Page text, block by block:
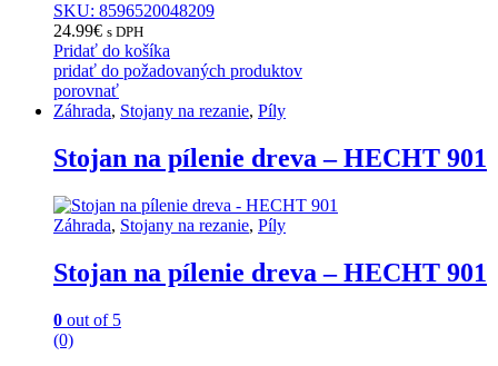
SKU: 8596520048209
24.99€ s DPH
Pridať do košíka
pridať do požadovaných produktov
porovnať
Záhrada, Stojany na rezanie, Píly
Stojan na pílenie dreva – HECHT 901
Záhrada, Stojany na rezanie, Píly
Stojan na pílenie dreva – HECHT 901
0 out of 5
(0)